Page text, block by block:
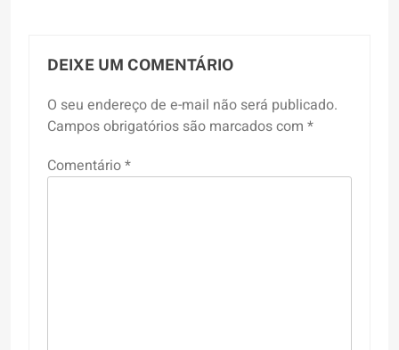
DEIXE UM COMENTÁRIO
O seu endereço de e-mail não será publicado.
Campos obrigatórios são marcados com *
Comentário*